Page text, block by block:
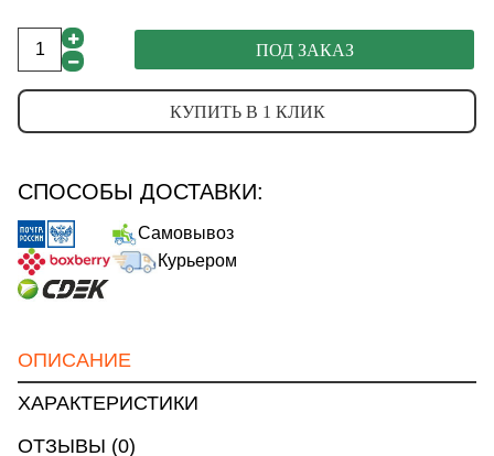
ПОД ЗАКАЗ
КУПИТЬ В 1 КЛИК
СПОСОБЫ ДОСТАВКИ:
Самовывоз
Курьером
ОПИСАНИЕ
ХАРАКТЕРИСТИКИ
ОТЗЫВЫ (0)